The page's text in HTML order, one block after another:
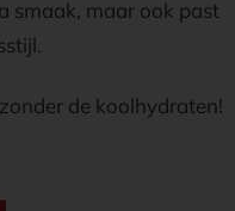
smaak, maar ook past
de koolhydraten!